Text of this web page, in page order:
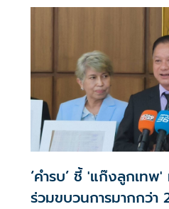
งานประชุมคณะอนุฯหลายชุด เผ
พรรคประชาชน รับผิดชอบโดยต
‘คำรบ’ ชี้ 'แก๊งลูกเทพ
ร่วมขบวนการมากกว่า